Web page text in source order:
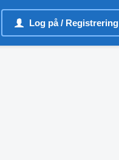
Log på / Registrering